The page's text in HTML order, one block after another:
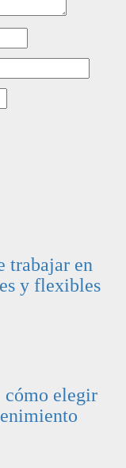
trabajar en
y flexibles
cómo elegir